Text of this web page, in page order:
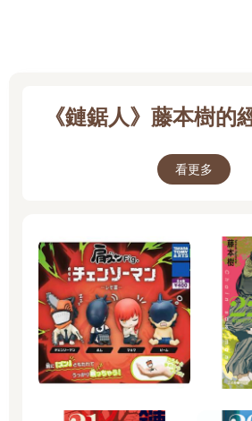
《鏈鋸人》藤本樹的
看更多